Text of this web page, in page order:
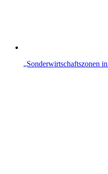
„Sonderwirtschaftszonen